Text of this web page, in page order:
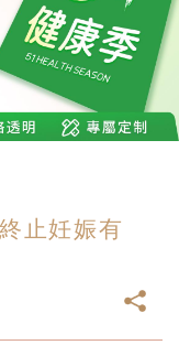
止妊娠有